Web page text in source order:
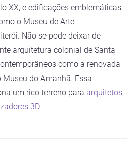
XX, e edificações emblemáticas
o Museu de Arte
Não se pode deixar de
arquitetura colonial de Santa
como a renovada
do Amanhã. Essa
um rico terreno para arquitetos,
3D.